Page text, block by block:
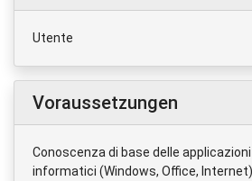
Utente
Voraussetzungen
Conoscenza di base delle
informatici (Windows, Office,